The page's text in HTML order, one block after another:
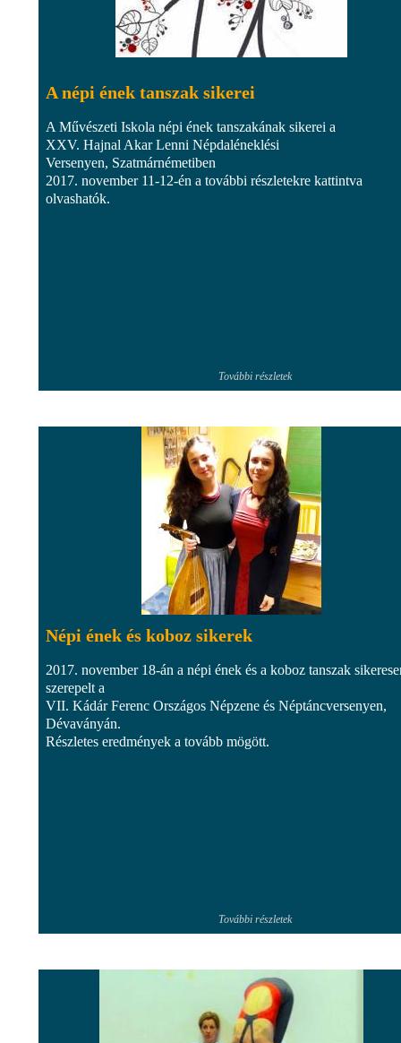
A népi ének tanszak sikerei
A Művészeti Iskola népi ének tanszakának sikerei a
XXV. Hajnal Akar Lenni Népdaléneklési
Versenyen, Szatmárnémetiben
2017. november 11-12-én a további részletekre kattintva
olvashatók.
További részletek
Népi ének és koboz sikerek
2017. november 18-án a népi ének és a koboz tanszak
szerepelt a
VII. Kádár Ferenc Országos Népzene és Néptáncversenyen,
Dévaványán.
Részletes eredmények a tovább mögött.
További részletek